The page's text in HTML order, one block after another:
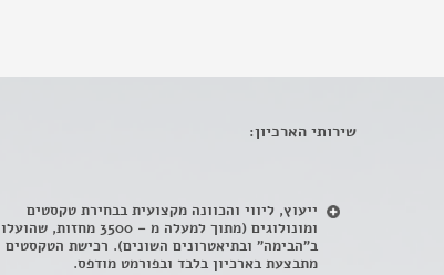
שירותי הארכיון:
ייעוץ, ליווי והכוונה מקצועית בבחירת טקסטים
ומונולוגים (מתוך למעלה מ – 3500 מחזות, שהועלו
ב"הבימה" ובתיאטרונים השונים). רכישת הטקסטים
מתבצעת בארכיון בלבד ובפורמט מודפס.